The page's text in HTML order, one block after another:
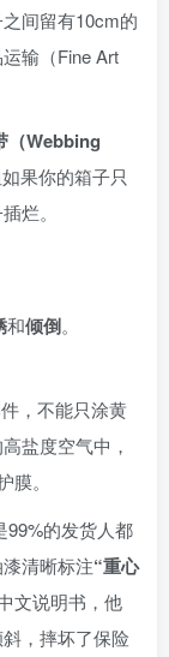
间留有10cm的
输（Fine Art
（Webbing
果你的箱子只
烂。
和倾倒。
，不能只涂黄
盐度空气中，
。
99%的发货人都
清晰标注“重心
文说明书，他
，摔坏了保险